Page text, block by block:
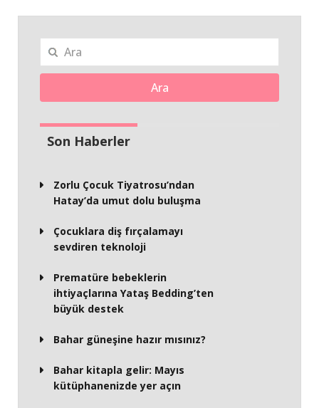
Ara
Son Haberler
Zorlu Çocuk Tiyatrosu’ndan
Hatay’da umut dolu buluşma
Çocuklara diş fırçalamayı
sevdiren teknoloji
Prematüre bebeklerin
ihtiyaçlarına Yataş Bedding’ten
büyük destek
Bahar güneşine hazır mısınız?
Bahar kitapla gelir: Mayıs
kütüphanenizde yer açın